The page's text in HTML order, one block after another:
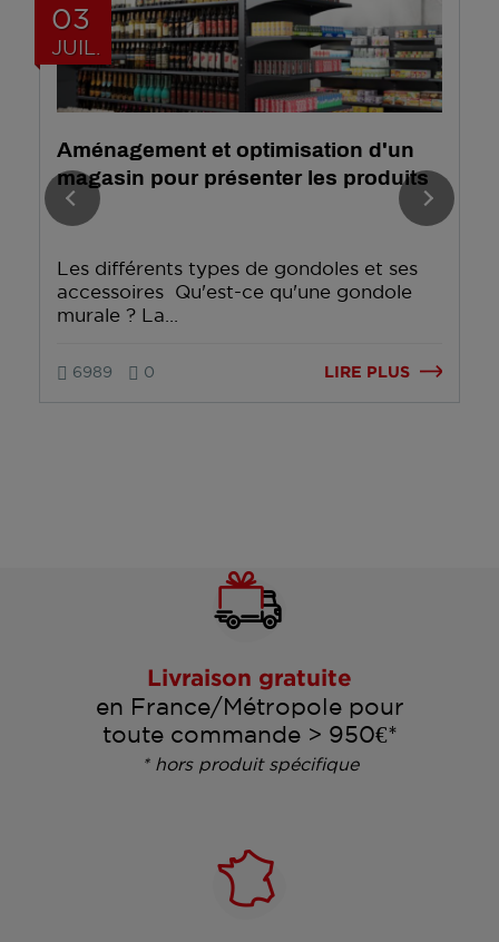
03
JUIL.
Aménagement et optimisation d'un
magasin pour présenter les produits
Les différents types de gondoles et ses
accessoires Qu'est-ce qu'une gondole
murale ? La...
6989 0 LIRE PLUS
Livraison gratuite
en France/Métropole pour
toute commande > 950€*
* hors produit spécifique